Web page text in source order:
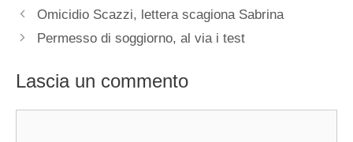
Omicidio Scazzi, lettera scagiona Sabrina
Permesso di soggiorno, al via i test
Lascia un commento